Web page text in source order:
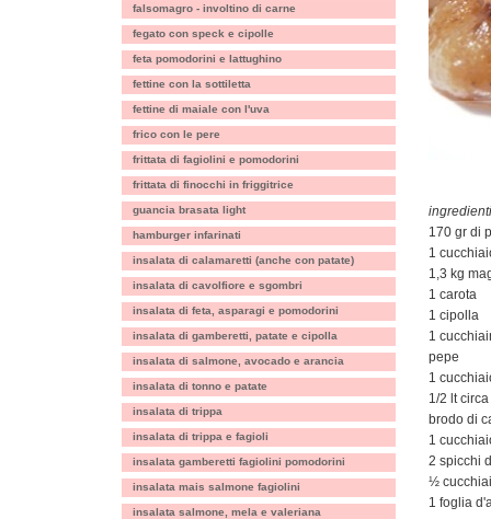
falsomagro - involtino di carne
fegato con speck e cipolle
feta pomodorini e lattughino
fettine con la sottiletta
fettine di maiale con l'uva
frico con le pere
frittata di fagiolini e pomodorini
frittata di finocchi in friggitrice
guancia brasata light
hamburger infarinati
insalata di calamaretti (anche con patate)
insalata di cavolfiore e sgombri
insalata di feta, asparagi e pomodorini
insalata di gamberetti, patate e cipolla
insalata di salmone, avocado e arancia
insalata di tonno e patate
insalata di trippa
insalata di trippa e fagioli
insalata gamberetti fagiolini pomodorini
insalata mais salmone fagiolini
insalata salmone, mela e valeriana
170 gr di
1
1,3 kg
1 carota
1 cipolla
1
pepe
1
1/2 lt
brodo di
1
2 spicchi
½
1 foglia